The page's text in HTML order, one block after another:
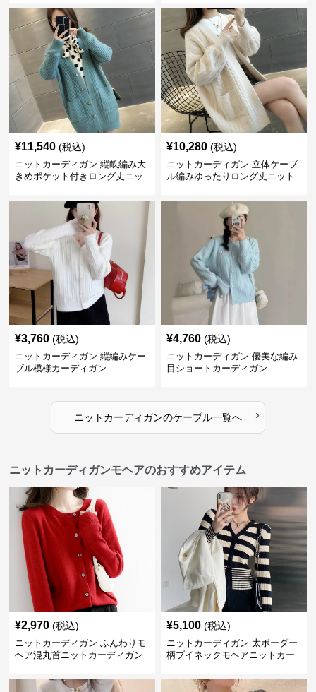
¥11,540 (税込)
ニットカーディガン 縦畝編み大
きめポケット付きロング丈ニッ
¥10,280 (税込)
ニットカーディガン 立体ケーブ
ル編みゆったりロング丈ニット
¥3,760 (税込)
ニットカーディガン 縦編みケー
ブル模様カーディガン
¥4,760 (税込)
ニットカーディガン 優美な編み
目ショートカーディガン
ニットカーディガンのケーブル一覧へ ›
ニットカーディガンモヘアのおすすめアイテム
¥2,970 (税込)
ニットカーディガン ふんわりモ
ヘア混丸首ニットカーディガン
¥5,100 (税込)
ニットカーディガン 太ボーダー
柄ブイネックモヘアニットカー